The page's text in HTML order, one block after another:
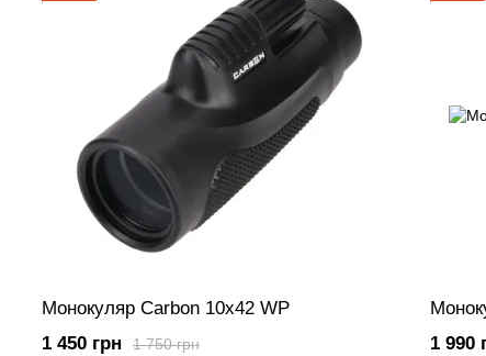
Монокуляр Carbon 10х42 WP
1 750 грн
1 450 грн 1 990